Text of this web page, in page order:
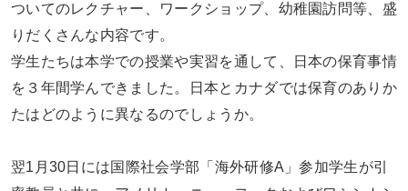
ついてのレクチャー、ワークショップ、幼稚園訪問等、盛
りだくさんな内容です。
学生たちは本学での授業や実習を通して、日本の保育事情
を３年間学んできました。日本とカナダでは保育のありか
たはどのように異なるのでしょうか。
翌1月30日には国際社会学部「海外研修A」参加学生が引